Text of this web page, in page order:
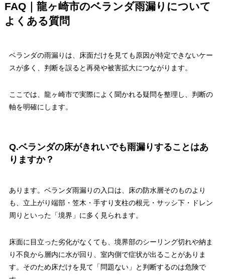
FAQ｜龍ヶ崎市のベランダ雨漏りについて
よくある質問
ベランダの雨漏りは、床面だけを見ても原因が特定できないケー
スが多く、判断を誤ると再発や被害拡大につながります。
ここでは、龍ヶ崎市で実際によく聞かれる疑問を整理し、判断の
軸を明確にします。
Q.ベランダの床がきれいでも雨漏りすることはあ
りますか？
あります。ベランダ雨漏りの入口は、床の防水層そのものより
も、立上がり端部・笠木・手すり支柱の根元・サッシ下・ドレン
周りといった「境界」に多く見られます。
床面に目立った劣化がなくても、境界部のシーリング切れや納ま
り不良から層内に水が回り、室内側で症状が出ることがありま
す。そのため床だけを見て「問題ない」と判断するのは危険で